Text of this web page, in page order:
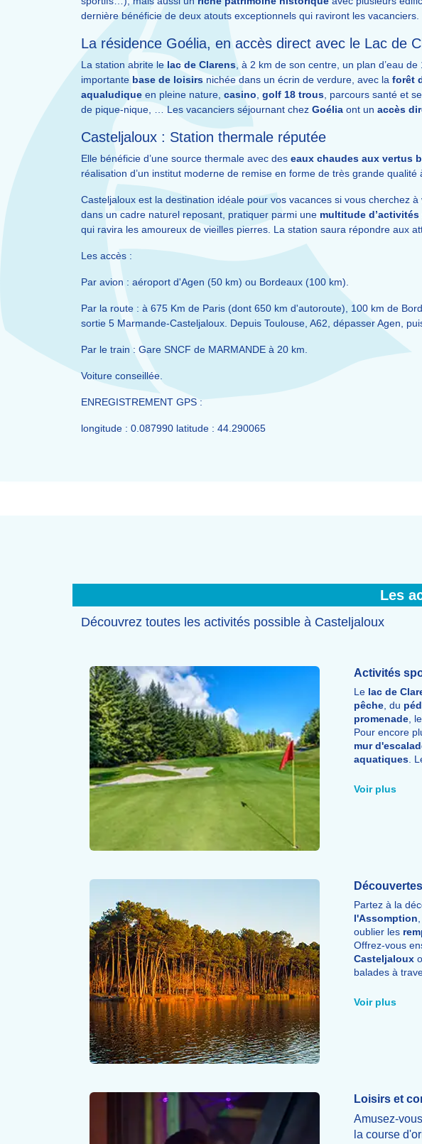
dernière bénéficie de deux atouts exceptionnels qui raviront les vacanciers.
La résidence Goélia, en accès direct avec le Lac de
La station abrite lelac de Clarens, à 2 km de son centre, un plan d’eau
importantebase de loisirsnichée dans un écrin de verdure, avec la forêt
aqualudique en pleine nature, casino, golf 18 trous, parcours santé et
de pique-nique, … Les vacanciers séjournant chez Goélia ont un accès
Casteljaloux : Station thermale réputée
Elle bénéficie d’une source thermale avec des eaux chaudes aux vertus
réalisation d’un institut moderne de remise en forme de très grande qualité
Casteljaloux est la destination idéale pour vos vacances si vous cherchez à
dans un cadre naturel reposant, pratiquer parmi une multitude
qui ravira les amoureux de vieilles pierres. La station saura répondre aux
Les accès :
Par avion : aéroport d'Agen (50 km) ou Bordeaux (100 km).
Par la route : à 675 Km de Paris (dont 650 km d'autoroute), 100 km de
sortie 5 Marmande-Casteljaloux. Depuis Toulouse, A62, dépasser Agen,
Par le train : Gare SNCF de MARMANDE à 20 km.
Voiture conseillée.
ENREGISTREMENT GPS :
longitude : 0.087990 latitude : 44.290065
Les
Découvrez toutes les activités possible à Casteljaloux
Activités
Le lac de
pêche, du
promenade, le
Pour encore
mur
aquatiques.
Voir plus
Partez à la
l'Assomption
oublier les
Offrez-vous
Casteljaloux
balades à
Voir plus
Loisirs et
Amusez-
la course